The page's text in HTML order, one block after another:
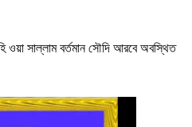
ওয়া সাল্লাম বর্তমান সৌদি আরবে অবস্থিত